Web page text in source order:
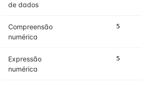
de dados
Compreensão
numérica
5
Expressão
numérica
5